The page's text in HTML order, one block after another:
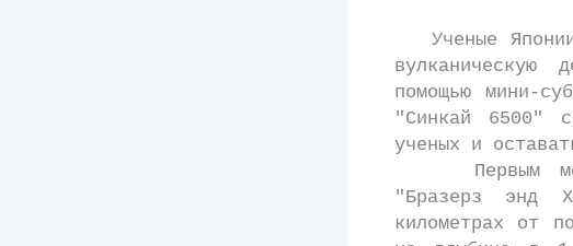
Ученые Японии
вулканическую
помощью мини-
"Синкай 6500"
ученых и
Первым
"Бразерз энд
километрах от